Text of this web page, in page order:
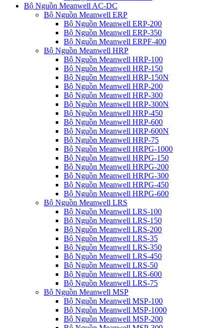
Bộ Nguồn Meanwell AC-DC
Bộ Nguồn Meanwell ERP
Bộ Nguồn Meanwell ERP-200
Bộ Nguồn Meanwell ERP-350
Bộ Nguồn Meanwell ERPF-400
Bộ Nguồn Meanwell HRP
Bộ Nguồn Meanwell HRP-100
Bộ Nguồn Meanwell HRP-150
Bộ Nguồn Meanwell HRP-150N
Bộ Nguồn Meanwell HRP-200
Bộ Nguồn Meanwell HRP-300
Bộ Nguồn Meanwell HRP-300N
Bộ Nguồn Meanwell HRP-450
Bộ Nguồn Meanwell HRP-600
Bộ Nguồn Meanwell HRP-600N
Bộ Nguồn Meanwell HRP-75
Bộ Nguồn Meanwell HRPG-1000
Bộ Nguồn Meanwell HRPG-150
Bộ Nguồn Meanwell HRPG-200
Bộ Nguồn Meanwell HRPG-300
Bộ Nguồn Meanwell HRPG-450
Bộ Nguồn Meanwell HRPG-600
Bộ Nguồn Meanwell LRS
Bộ Nguồn Meanwell LRS-100
Bộ Nguồn Meanwell LRS-150
Bộ Nguồn Meanwell LRS-200
Bộ Nguồn Meanwell LRS-35
Bộ Nguồn Meanwell LRS-350
Bộ Nguồn Meanwell LRS-450
Bộ Nguồn Meanwell LRS-50
Bộ Nguồn Meanwell LRS-600
Bộ Nguồn Meanwell LRS-75
Bộ Nguồn Meanwell MSP
Bộ Nguồn Meanwell MSP-100
Bộ Nguồn Meanwell MSP-1000
Bộ Nguồn Meanwell MSP-200